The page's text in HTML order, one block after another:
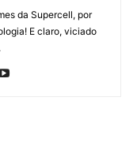
da Supercell, por
E claro, viciado